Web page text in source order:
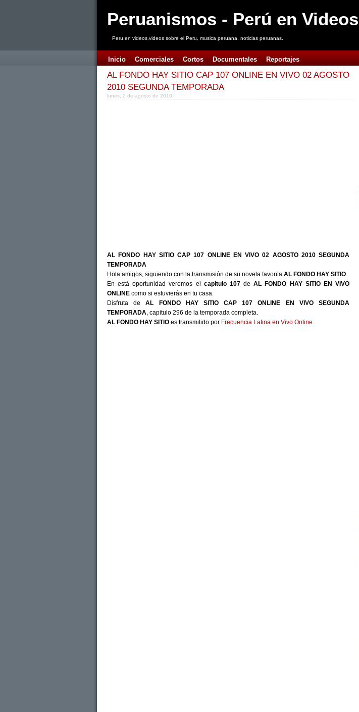
Peruanismos - Perú en Videos
Peru en videos,videos sobre el Peru, musica peruana, noticias peruanas.
Inicio Comerciales Cortos Documentales Reportajes
AL FONDO HAY SITIO CAP 107 ONLINE EN VIVO 02 AGOSTO
2010 SEGUNDA TEMPORADA
lunes, 2 de agosto de 2010
AL FONDO HAY SITIO CAP 107 ONLINE EN VIVO 02 AGOSTO 2010 SEGUNDA
TEMPORADA
Hola amigos, siguiendo con la transmisión de su novela favorita AL FONDO HAY SITIO.
En está oportunidad veremos el capitulo 107deAL FONDO HAY SITIO EN VIVO
ONLINE como si estuvierás en tu casa.
Disfruta deAL FONDO HAY SITIO CAP 107 ONLINE EN VIVO SEGUNDA
TEMPORADA, capitulo 296 de la temporada completa.
AL FONDO HAY SITIO es transmitido por Frecuencia Latina en Vivo Online.